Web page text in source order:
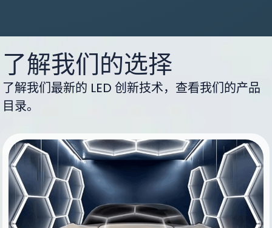
了解我们的选择
了解我们最新的 LED 创新技术，查看我们的产品
目录。